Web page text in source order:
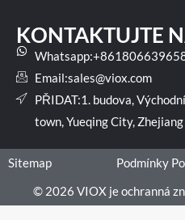
KONTAKTUJTE
Email:sales@viox.com
PŘIDAT:1. budova,
town, Yueqing City,
Sitemap Podmínky
© 2026 VIOX je ochranná